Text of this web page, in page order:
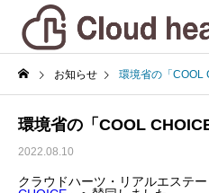
お知らせ 環境省の「COOL
環境省の「COOL
2022.08.10
クラウドハーツ・リアルエステ